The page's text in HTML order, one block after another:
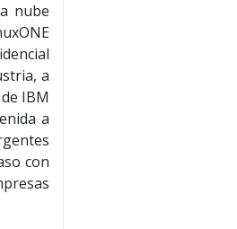
nube
a
IBM
a
con